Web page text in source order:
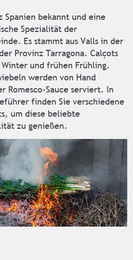
Spanien bekannt und eine
Spezialität der
Es stammt aus Valls in der
Provinz Tarragona. Calçots
und frühen Frühling.
werden von Hand
Romesco-Sauce serviert. In
finden Sie verschiedene
um diese beliebte
zu genießen.